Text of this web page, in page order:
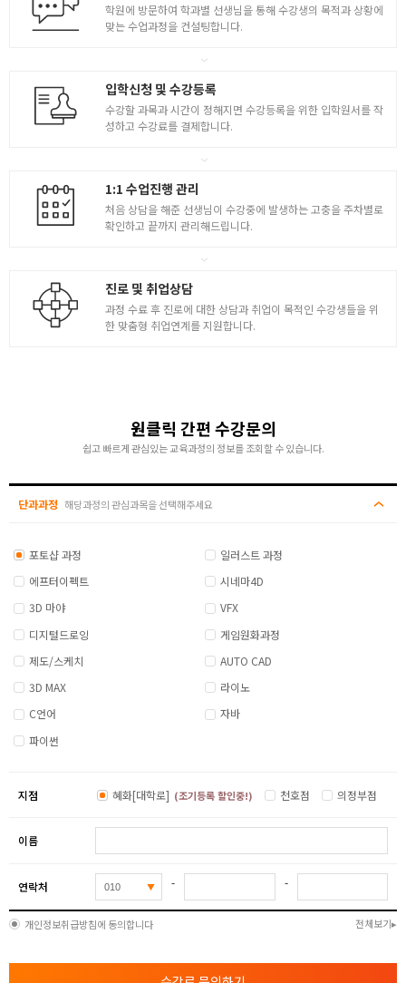
학원에 방문하여 학과별 선생님을 통해 수강생의 목적과 상황에
맞는 수업과정을 컨설팅합니다.
입학신청 및 수강등록
수강할 과목과 시간이 정해지면 수강등록을 위한 입학원서를 작
성하고 수강료를 결제합니다.
1:1 수업진행 관리
처음 상담을 해준 선생님이 수강중에 발생하는 고충을 주차별로
확인하고 끝까지 관리해드립니다.
진로 및 취업상담
과정 수료 후 진로에 대한 상담과 취업이 목적인 수강생들을 위
한 맞춤형 취업연계를 지원합니다.
원클릭 간편 수강문의
쉽고 빠르게 관심있는 교육과정의 정보를 조회할 수 있습니다.
단과과정 해당과정의 관심과목을 선택해주세요
포토샵 과정
일러스트 과정
에프터이펙트
시네마4D
3D 마야
VFX
디지털드로잉
게임원화과정
제도/스케치
AUTO CAD
3D MAX
라이노
C언어
자바
파이썬
지점 혜화[대학로] (조기등록 할인중!) 천호점 의정부점
이름
연락처 - -
개인정보취급방침에 동의합니다 전체보기